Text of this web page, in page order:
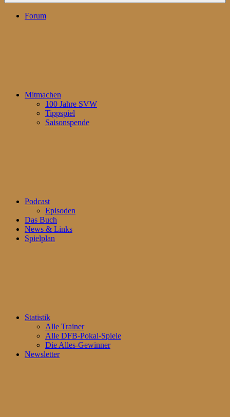
Forum
Mitmachen
100 Jahre SVW
Tippspiel
Saisonspende
Podcast
Episoden
Das Buch
News & Links
Spielplan
Statistik
Alle Trainer
Alle DFB-Pokal-Spiele
Die Alles-Gewinner
Newsletter